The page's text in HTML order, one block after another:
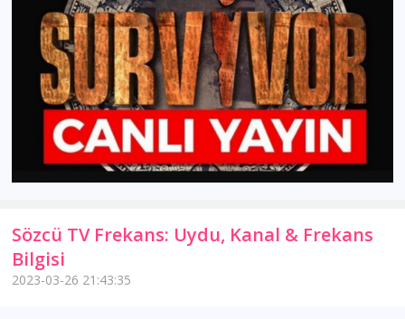
Sözcü TV Frekans: Uydu, Kanal & Frekans
Bilgisi
2023-03-26 21:43:35